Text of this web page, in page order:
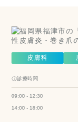
皮膚科
診療時間
09:00 - 12:30
14:00 - 18:00